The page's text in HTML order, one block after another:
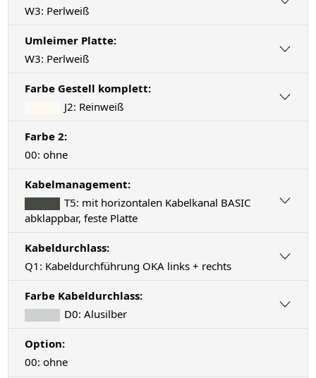
W3: Perlweiß
Umleimer Platte:
W3: Perlweiß
Farbe Gestell komplett:
J2: Reinweiß
Farbe 2:
00: ohne
Kabelmanagement:
T5: mit horizontalen Kabelkanal BASIC
abklappbar, feste Platte
Kabeldurchlass:
Q1: Kabeldurchführung OKA links + rechts
Farbe Kabeldurchlass:
D0: Alusilber
Option:
00: ohne